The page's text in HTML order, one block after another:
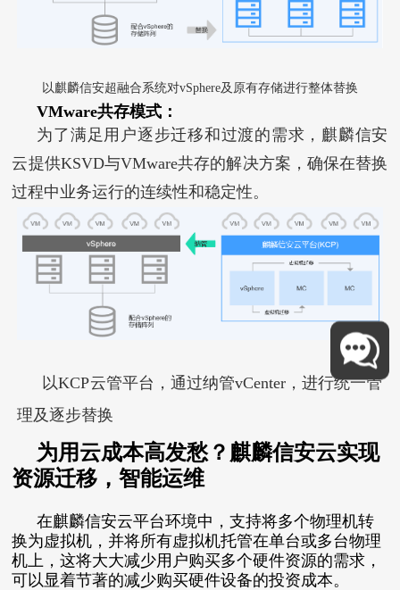
以麒麟信安超融合系统对vSphere及原有存储进行整体替换
VMware共存模式：
为了满足用户逐步迁移和过渡的需求，麒麟信安
云提供KSVD与VMware共存的解决方案，确保在替换
过程中业务运行的连续性和稳定性。
以KCP云管平台，通过纳管vCenter，进行统一管
理及逐步替换
为用云成本高发愁？ 麒麟信安云实现
资源迁移，智能运维
在麒麟信安云平台环境中，支持将多个物理机转
换为虚拟机，并将所有虚拟机托管在单台或多台物理
机上，这将大大减少用户购买多个硬件资源的需求，
可以显着节著的减少购买硬件设备的投资成本。